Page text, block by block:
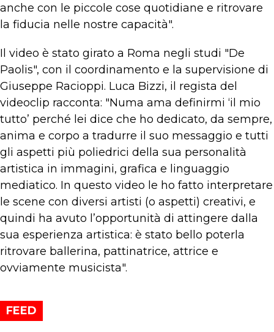
anche con le piccole cose quotidiane e ritrovare
la fiducia nelle nostre capacità".
Il video è stato girato a Roma negli studi "De
Paolis", con il coordinamento e la supervisione di
Giuseppe Racioppi. Luca Bizzi, il regista del
videoclip racconta: "Numa ama definirmi ‘il mio
tutto’ perché lei dice che ho dedicato, da sempre,
anima e corpo a tradurre il suo messaggio e tutti
gli aspetti più poliedrici della sua personalità
artistica in immagini, grafica e linguaggio
mediatico. In questo video le ho fatto interpretare
le scene con diversi artisti (o aspetti) creativi, e
quindi ha avuto l’opportunità di attingere dalla
sua esperienza artistica: è stato bello poterla
ritrovare ballerina, pattinatrice, attrice e
ovviamente musicista".
FEED